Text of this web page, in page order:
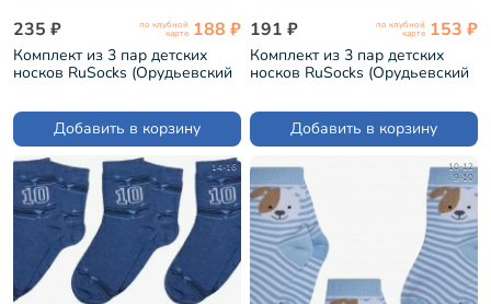
235 ₽ по клубной
карте 188 ₽
Комплект из 3 пар детских
носков RuSocks (Орудьевский
13792М)
Добавить в корзину
191 ₽ по клубной
карте 153 ₽
Комплект из 3 пар детских
носков RuSocks (Орудьевский
ГОЛУБЫЕ (3-Д3-13792М)
Добавить в корзину
14-16
10-12
9-10